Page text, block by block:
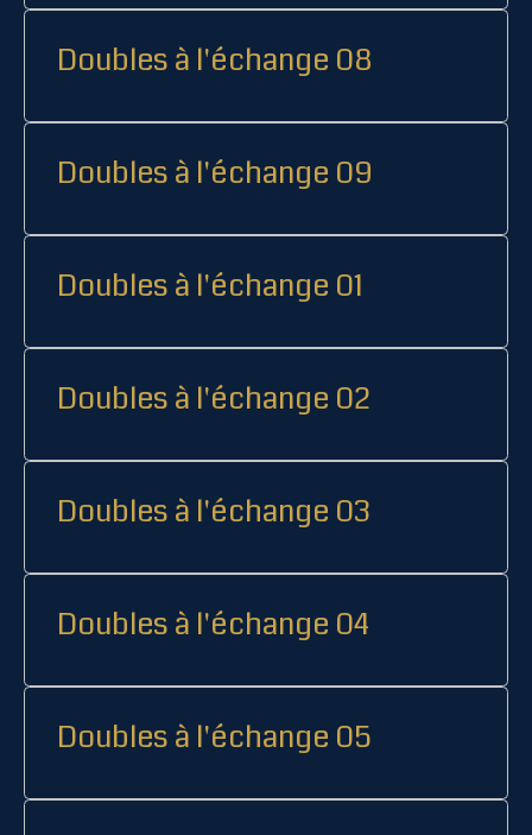
Doubles à l'échange 08
Doubles à l'échange 09
Doubles à l'échange 01
Doubles à l'échange 02
Doubles à l'échange 03
Doubles à l'échange 04
Doubles à l'échange 05